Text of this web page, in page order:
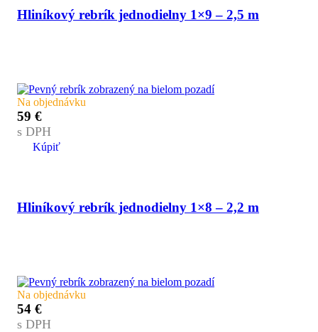
Hliníkový rebrík jednodielny 1×9 – 2,5 m
Na objednávku
59 €
s DPH
Kúpiť
Hliníkový rebrík jednodielny 1×8 – 2,2 m
Na objednávku
54 €
s DPH